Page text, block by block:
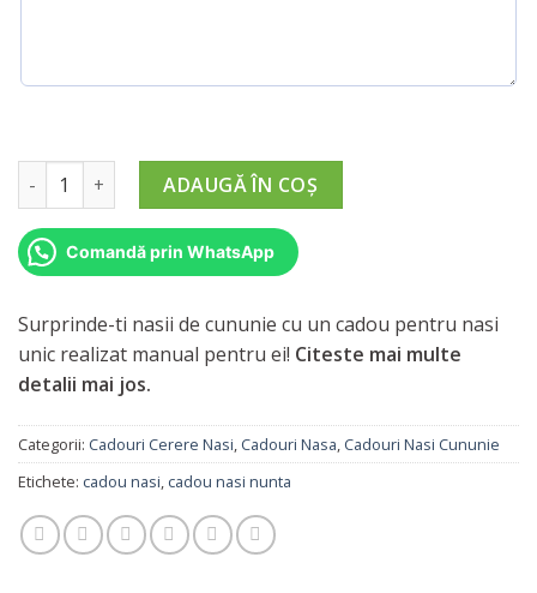
Cantitate Cadou Nasi de Cununie (marimea A3)
ADAUGĂ ÎN COȘ
Comandă prin WhatsApp
Surprinde-ti nasii de cununie cu un cadou pentru nasi
unic realizat manual pentru ei! Citeste mai multe
detalii mai jos.
Categorii: Cadouri Cerere Nasi, Cadouri Nasa, Cadouri Nasi Cununie
Etichete: cadou nasi, cadou nasi nunta